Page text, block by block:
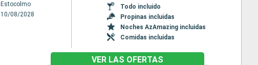
Estocolmo
10/08/2028
Todo incluido
Propinas incluidas
Noches AzAmazing incluidas
Comidas incluidas
VER LAS OFERTAS